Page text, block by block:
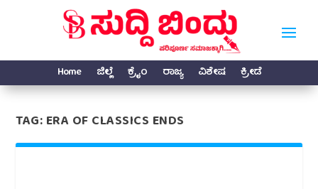
Home ಜಿಲ್ಲೆ ಕ್ರೈಂ ರಾಜ್ಯ ವಿಶೇಷ ಕ್ರೀಡೆ
TAG:ERA OF CLASSICS ENDS